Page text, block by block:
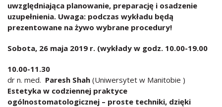
uwzględniająca planowanie, preparację i osadzenie
uzupełnienia. Uwaga: podczas wykładu będą
prezentowane na żywo wybrane procedury!
Sobota, 26 maja 2019 r. (wykłady w godz. 10.00-19.00
10.00-11.30
dr n. med. Paresh Shah (Uniwersytet w Manitobie )
Estetyka w codziennej praktyce
ogólnostomatologicznej – proste techniki, dzięki